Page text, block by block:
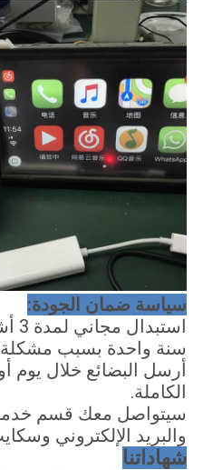
سياسة ضمان الجودة:
سنة واحدة بسبب مشكلة
أرسل البضائع خلال يوم
الكاملة.
سيتواصل معك قسم خدمة
والبريد الإلكتروني
شهاداتنا